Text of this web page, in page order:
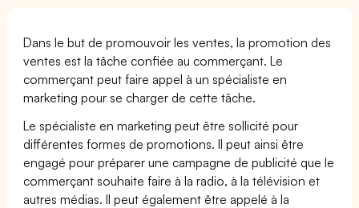
Dans le but de promouvoir les ventes, la promotion des
ventes est la tâche confiée au commerçant. Le
commerçant peut faire appel à un spécialiste en
marketing pour se charger de cette tâche.
Le spécialiste en marketing peut être sollicité pour
différentes formes de promotions. Il peut ainsi être
engagé pour préparer une campagne de publicité que le
commerçant souhaite faire à la radio, à la télévision et
autres médias. Il peut également être appelé à la